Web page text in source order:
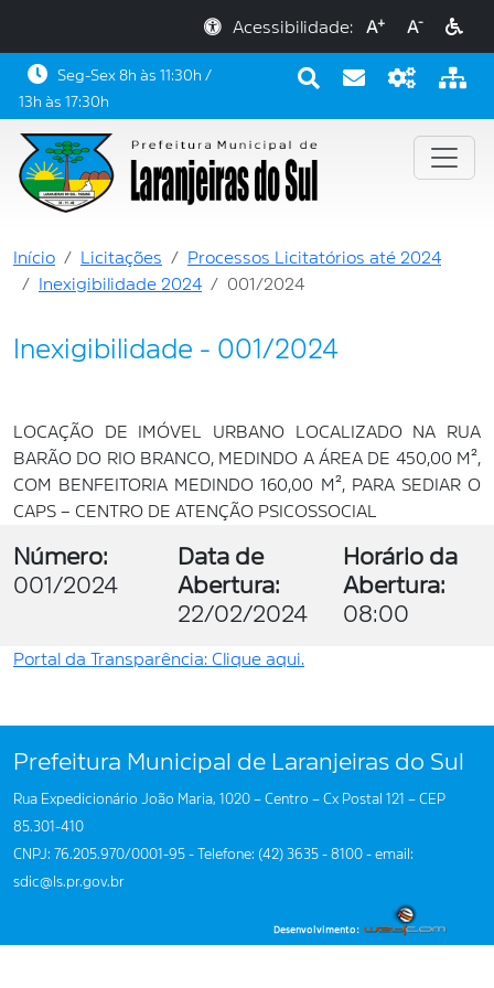
Acessibilidade: A+ A-
Seg-Sex 8h às 11:30h /
13h às 17:30h
Início Licitações
Processos Licitatórios até 2024
Inexigibilidade 2024
001/2024
Inexigibilidade - 001/2024
LOCAÇÃO DE IMÓVEL URBANO LOCALIZADO NA RUA
BARÃO DO RIO BRANCO, MEDINDO A ÁREA DE 450,00 M²,
COM BENFEITORIA MEDINDO 160,00 M², PARA SEDIAR O
CAPS – CENTRO DE ATENÇÃO PSICOSSOCIAL
Número:
001/2024
Data de
Abertura:
22/02/2024
Horário da
Abertura:
08:00
Portal da Transparência: Clique aqui.
Prefeitura Municipal de Laranjeiras do Sul
Rua Expedicionário João Maria, 1020 – Centro – Cx Postal 121 – CEP
85.301-410
CNPJ: 76.205.970/0001-95 - Telefone: (42) 3635 - 8100 - email:
sdic@ls.pr.gov.br